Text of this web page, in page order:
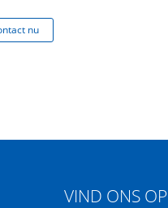
nu
VIND ONS OP